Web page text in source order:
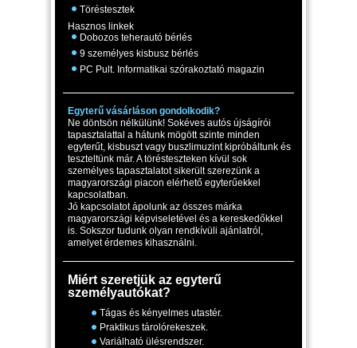
Töréstesztek
Hasznos linkek
Dobozos teherautó bérlés
9 személyes kisbusz bérlés
PC Pult. Informatikai szórakoztató magazin
Egyterű vásárláson gondolkodik?
Ne döntsön nélkülünk! Sokéves autós újságírói
tapasztalattal a hátunk mögött szinte minden
egyterűt, kisbuszt vagy buszlimuzint kipróbáltunk és
teszteltünk már. A törésteszteken kívül sok
személyes tapasztalatot sikerült szerezünk a
magyarországi piacon elérhető egyterűekkel
kapcsolatban.
Jó kapcsolatot ápolunk az összes márka
magyarországi képviseletével és a kereskedőkkel
is. Sokszor tudunk olyan rendkívüli ajánlatról,
amelyet érdemes kihasználni.
Miért szeretjük az egyterű
személyautókat?
Tágas és kényelmes utastér.
Praktikus tárolórekeszek.
Variálható ülésrendszer.